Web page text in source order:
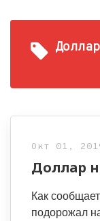
Доллар
Окт 01,
Доллар
Как
подорожал